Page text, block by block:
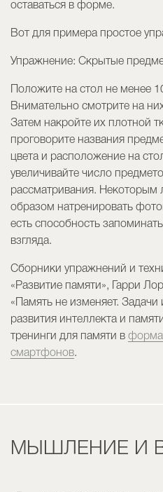
оставаться в форме.
Вот для примера простое
Упражнение: Скрытые
Положите на стол не менее
Внимательно смотрите на
Затем накройте их плотной
проговорите названия
цвета и расположение на
увеличивайте число
рассматривания. Некоторым
образом натренировать
есть способность
взгляда.
Сборники упражнений и
«Развитие памяти», Гарри
«Память не изменяет.
развития интеллекта и
тренинги для памяти в
смартфонов.
МЫШЛЕНИЕ И